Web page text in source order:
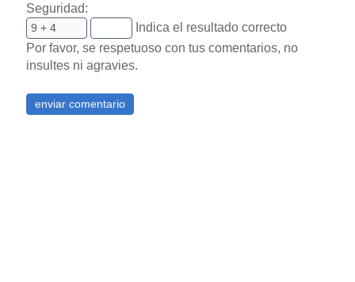
Seguridad:
Indica el resultado correcto
Por favor, se respetuoso con tus comentarios, no
insultes ni agravies.